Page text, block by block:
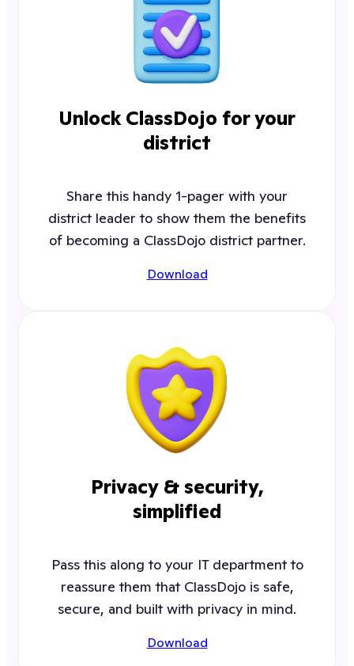
Unlock ClassDojo for your
district
Share this handy 1-pager with your
district leader to show them the benefits
of becoming a ClassDojo district partner.
Download
Privacy & security,
simplified
Pass this along to your IT department to
reassure them that ClassDojo is safe,
secure, and built with privacy in mind.
Download